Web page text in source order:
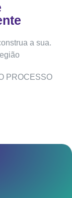
a sua.
PROCESSO